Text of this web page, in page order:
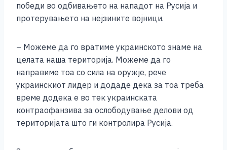
победи во одбивањето на нападот на Русија и
протерувањето на нејзините војници.
– Можеме да го вратиме украинското знаме на
целата наша територија. Можеме да го
направиме тоа со сила на оружје, рече
украинскиот лидер и додаде дека за тоа треба
време додека е во тек украинската
контраофанзива за ослободување делови од
територијата што ги контролира Русија.